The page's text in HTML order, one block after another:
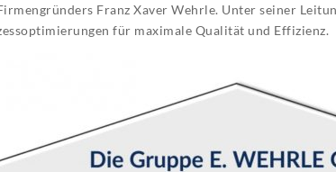
Franz Xaver Wehrle. Unter seiner
für maximale Qualität und Effizienz.